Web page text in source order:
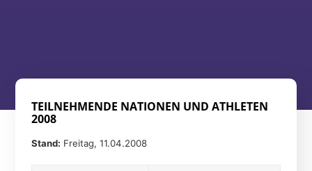
TEILNEHMENDE NATIONEN UND ATHLETEN
2008
Stand: Freitag, 11.04.2008